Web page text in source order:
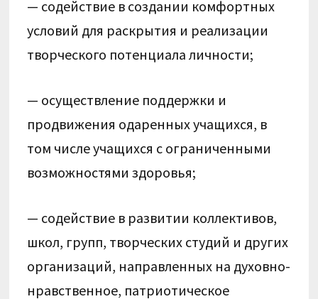
— содействие в создании комфортных
условий для раскрытия и реализации
творческого потенциала личности;
— осуществление поддержки и
продвижения одаренных учащихся, в
том числе учащихся с ограниченными
возможностями здоровья;
— содействие в развитии коллективов,
школ, групп, творческих студий и других
организаций, направленных на духовно-
нравственное, патриотическое